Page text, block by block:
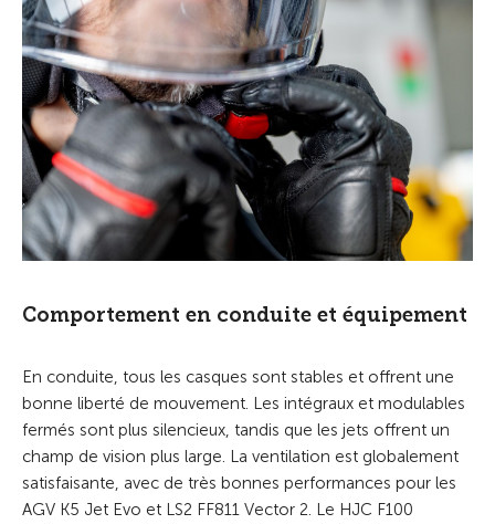
Comportement en conduite et équipement
En conduite, tous les casques sont stables et offrent une
bonne liberté de mouvement. Les intégraux et modulables
fermés sont plus silencieux, tandis que les jets offrent un
champ de vision plus large. La ventilation est globalement
satisfaisante, avec de très bonnes performances pour les
AGV K5 Jet Evo et LS2 FF811 Vector 2. Le HJC F100